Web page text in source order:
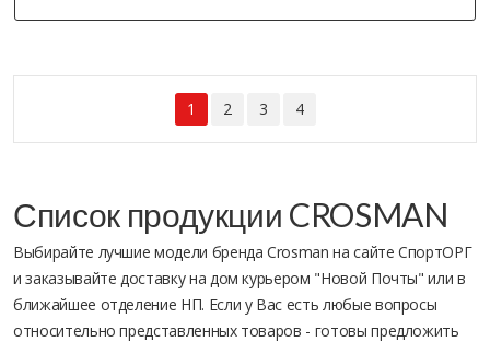
1 2 3 4
Список продукции CROSMAN
Выбирайте лучшие модели бренда Crosman на сайте СпортОРГ
и заказывайте доставку на дом курьером "Новой Почты" или в
ближайшее отделение НП. Если у Вас есть любые вопросы
относительно представленных товаров - готовы предложить